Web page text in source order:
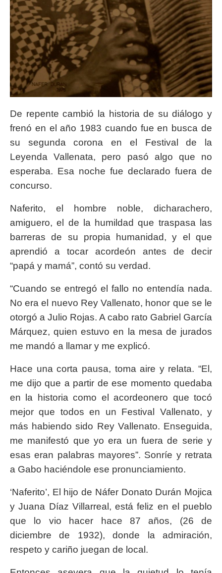
De repente cambió la historia de su diálogo y
frenó en el año 1983 cuando fue en busca de
su segunda corona en el Festival de la
Leyenda Vallenata, pero pasó algo que no
esperaba. Esa noche fue declarado fuera de
concurso.
Naferito, el hombre noble, dicharachero,
amiguero, el de la humildad que traspasa las
barreras de su propia humanidad, y el que
aprendió a tocar acordeón antes de decir
“papá y mamá”, contó su verdad.
“Cuando se entregó el fallo no entendía nada.
No era el nuevo Rey Vallenato, honor que se le
otorgó a Julio Rojas. A cabo rato Gabriel García
Márquez, quien estuvo en la mesa de jurados
me mandó a llamar y me explicó.
Hace una corta pausa, toma aire y relata. “El,
me dijo que a partir de ese momento quedaba
en la historia como el acordeonero que tocó
mejor que todos en un Festival Vallenato, y
más habiendo sido Rey Vallenato. Enseguida,
me manifestó que yo era un fuera de serie y
esas eran palabras mayores”. Sonríe y retrata
a Gabo haciéndole ese pronunciamiento.
‘Naferito’, El hijo de Náfer Donato Durán Mojica
y Juana Díaz Villarreal, está feliz en el pueblo
que lo vio hacer hace 87 años, (26 de
diciembre de 1932), donde la admiración,
respeto y cariño juegan de local.